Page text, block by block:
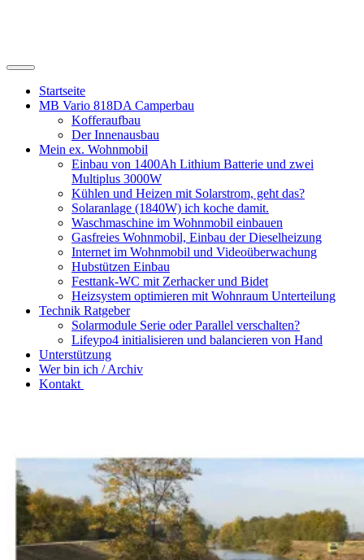
Suchfeld
ein-/ausblenden
Startseite
MB Vario 818DA Camperbau
Kofferaufbau
Der Innenausbau
Mein ex. Wohnmobil
Einbau von 1400Ah Lithium Batterie und zwei
Multiplus 3000W
Kühlen und Heizen mit Solarstrom, geht das?
Solaranlage (1840W) ich koche damit.
Waschmaschine im Wohnmobil einbauen
Gasfreies Wohnmobil, Einbau der Dieselheizung
Internet im Wohnmobil und Videoüberwachung
Hubstützen Einbau
Festtank-WC mit Zerhacker und Bidet
Heizsystem optimieren mit Wohnraum Unterteilung
Technik Ratgeber
Solarmodule Serie oder Parallel verschalten?
Lifeypo4 initialisieren und balancieren von Hand
Unterstützung
Wer bin ich / Archiv
Kontakt